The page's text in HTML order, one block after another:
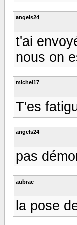
angels24
t'ai
nous on
michel17
T'es
angels24
pas
aubrac
la pose